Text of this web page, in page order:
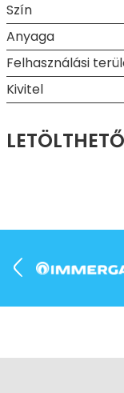
Szín
Anyaga
Felhasználási
Kivitel